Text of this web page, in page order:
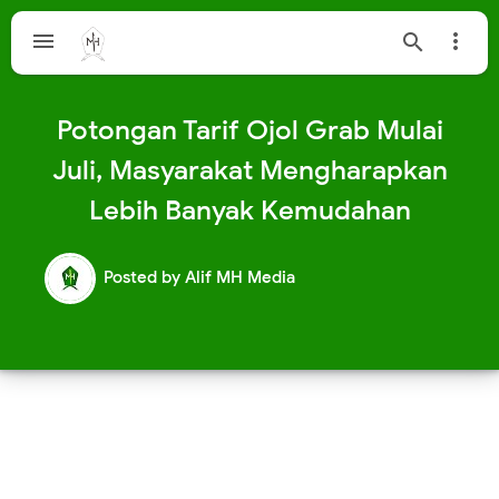
  
Potongan Tarif Ojol Grab Mulai
Juli, Masyarakat Mengharapkan
Lebih Banyak Kemudahan
Posted by Alif MH Media